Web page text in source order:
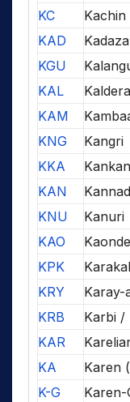
KC
KAD
KGU
KAL
KAM
KNG
Kangri
KKA
KAN
KNU
Kanuri
KAO
Kaonde
KPK
KRY
Karay-
KRB
Karbi /
KAR
KA
Karen
K-G
Karen-